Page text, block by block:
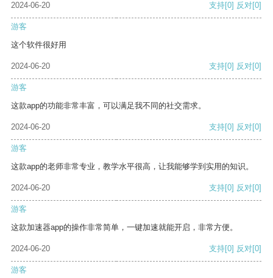
2024-06-20 支持[0] 反对[0]
游客
这个软件很好用
2024-06-20 支持[0] 反对[0]
游客
这款app的功能非常丰富，可以满足我不同的社交需求。
2024-06-20 支持[0] 反对[0]
游客
这款app的老师非常专业，教学水平很高，让我能够学到实用的知识。
2024-06-20 支持[0] 反对[0]
游客
这款加速器app的操作非常简单，一键加速就能开启，非常方便。
2024-06-20 支持[0] 反对[0]
游客